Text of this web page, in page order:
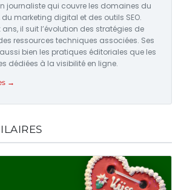
journaliste qui couvre les domaines du
marketing digital et des outils SEO.
il suit l’évolution des stratégies de
ressources techniques associées. Ses
bien les pratiques éditoriales que les
dédiées à la visibilité en ligne.
→